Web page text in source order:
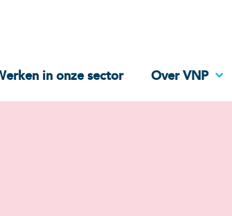
in onze sector Over VNP